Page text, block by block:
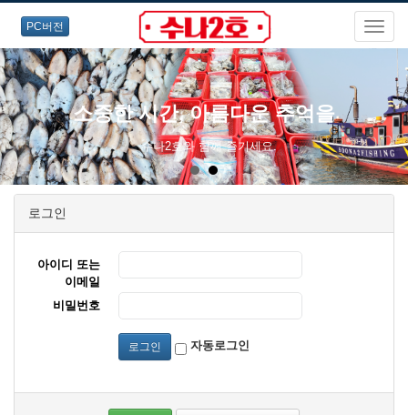
PC버전
소중한 시간, 아름다운 추억을
수나2호와 함께 즐기세요.
로그인
아이디 또는
이메일
비밀번호
로그인 자동로그인